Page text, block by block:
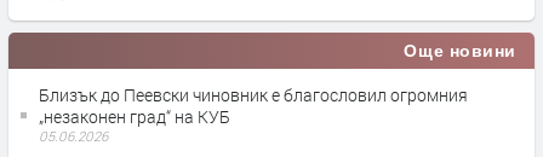
Още новини
Близък до Пеевски чиновник е благословил огромния
„незаконен град“ на КУБ
05.06.2026